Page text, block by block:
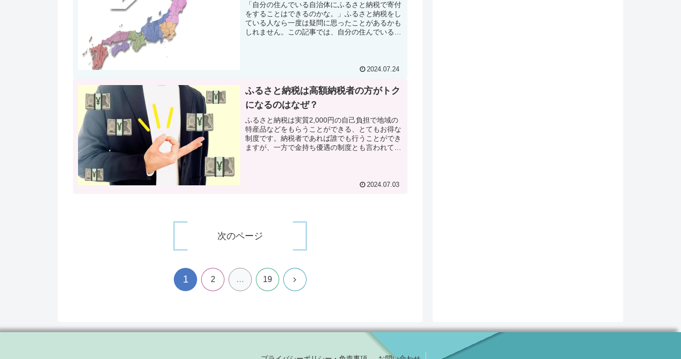
「自分の住んでいる自治体にふるさと納税で寄付
をすることはできるのかな。」ふるさと納税をし
ている人なら一度は疑問に思ったことがあるかも
しれません。この記事では、自分の住んでいる自
2024.07.24
ふるさと納税は高額納税者の方がトク
になるのはなぜ？
ふるさと納税は実質2,000円の自己負担で地域の
特産品などをもらうことができる、とてもお得な
制度です。納税者であれば誰でも行うことができ
ますが、一方で金持ち優遇の制度とも言われてい
2024.07.03
次のページ
1 2 … 19 次